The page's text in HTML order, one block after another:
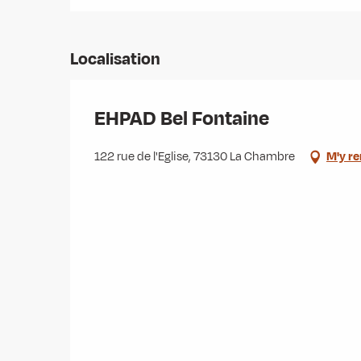
Localisation
EHPAD Bel Fontaine
122 rue de l'Eglise, 73130 La Chambre M'y